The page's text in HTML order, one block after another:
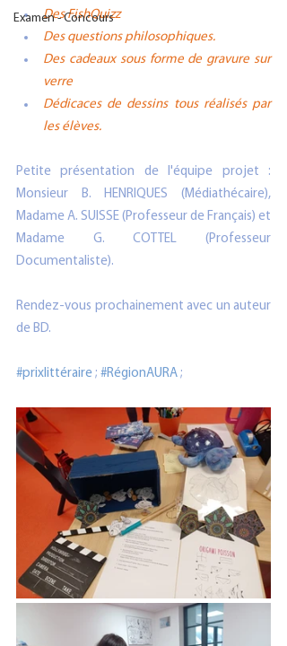
Examen - Concours
Des FishQuizz
Des questions philosophiques.
Des cadeaux sous forme de gravure sur
verre
Dédicaces de dessins tous réalisés par
les élèves.
Petite présentation de l'équipe projet :
Monsieur B. HENRIQUES (Médiathécaire),
Madame A. SUISSE (Professeur de Français) et
Madame G. COTTEL (Professeur
Documentaliste).
Rendez-vous prochainement avec un auteur
de BD.
#prixlittéraire ; #RégionAURA ;